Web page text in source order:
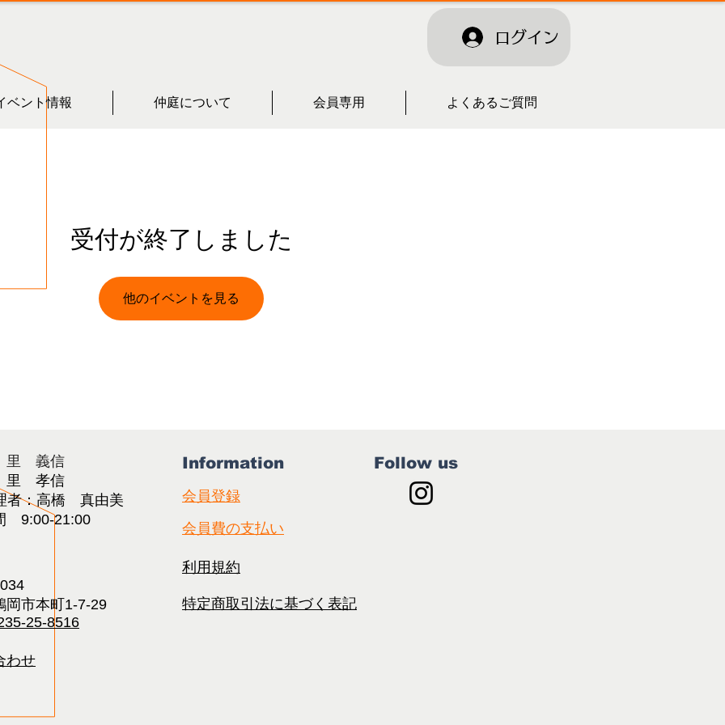
ログイン
ベント情報 仲庭について 会員専用 よくあるご質問
受付が終了しました
他のイベントを見る
里 義信
里 孝信
者：高橋 真由美​
9:00-21:00
岡市本町1-7-29
25-8516
Information
会員登録
Follow us
会員費の支払い
利用規約
特定商取引法に基づく表記
わせ